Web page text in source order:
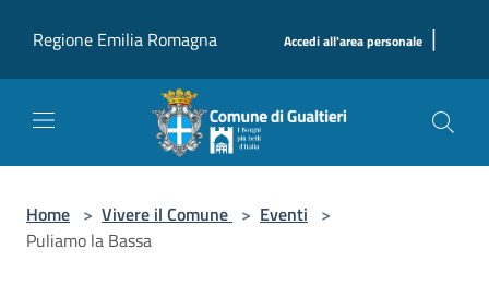
Regione Emilia Romagna
Accedi all'area personale |
Home > Vivere il Comune > Eventi >
Puliamo la Bassa